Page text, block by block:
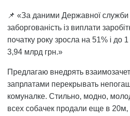
📌 «За даними Державної служби
заборгованість із виплати
початку року зросла на 51% і до
3,94 млрд грн.»
Предлагаю внедрять
запрлатами перекрывать
комуналке. Стильно, модно,
всех собачек продали еще в 20м,